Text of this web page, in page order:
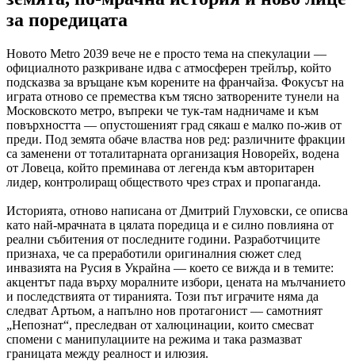
за поредицата
Новото Metro 2039 вече не е просто тема на спекулации —
официалното разкриване идва с атмосферен трейлър, който
подсказва за връщане към корените на франчайза. Фокусът на
играта отново се премества към тясно затворените тунели на
Московското метро, въпреки че тук-там надничаме и към
повърхността — опустошеният град сякаш е малко по-жив от
преди. Под земята обаче властва нов ред: различните фракции
са заменени от тоталитарната организация Новорейх, водена
от Ловеца, който преминава от легенда към авторитарен
лидер, контролиращ обществото чрез страх и пропаганда.
Историята, отново написана от Дмитрий Глуховски, се описва
като най-мрачната в цялата поредица и е силно повлияна от
реални събитения от последните години. Разработчиците
признаха, че са преработили оригиналния сюжет след
инвазията на Русия в Украйна — което се вижда и в темите:
акцентът пада върху моралните избори, цената на мълчанието
и последствията от тиранията. Този път играчите няма да
следват Артьом, а напълно нов протагонист — самотният
„Непознат“, преследван от халюцинации, които смесват
спомени с манипулациите на режима и така размазват
границата между реалност и илюзия.